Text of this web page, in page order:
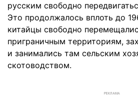
русским свободно
Это продолжалось вплоть до
китайцы свободно
приграничным территориям,
и занимались там сельским
скотоводством.
РЕКЛАМА